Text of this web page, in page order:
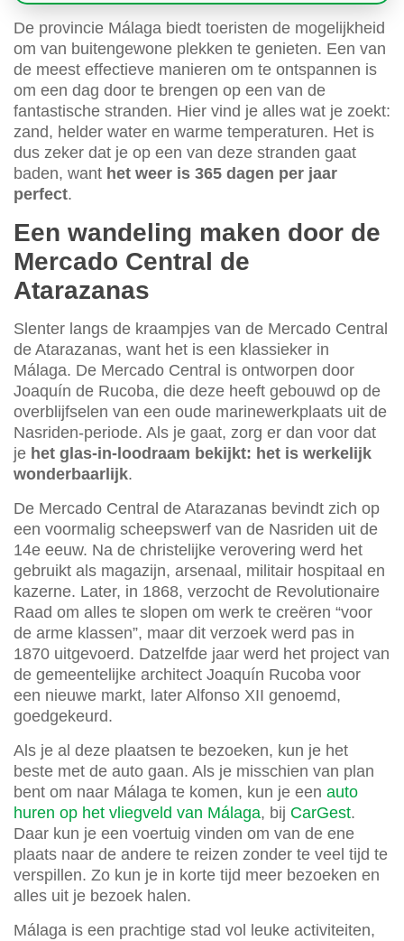
De provincie Málaga biedt toeristen de mogelijkheid
om van buitengewone plekken te genieten. Een van
de meest effectieve manieren om te ontspannen is
om een dag door te brengen op een van de
fantastische stranden. Hier vind je alles wat je zoekt:
zand, helder water en warme temperaturen. Het is
dus zeker dat je op een van deze stranden gaat
baden, want het weer is 365 dagen per jaar
perfect.
Een wandeling maken door de
Mercado Central de
Atarazanas
Slenter langs de kraampjes van de Mercado Central
de Atarazanas, want het is een klassieker in
Málaga. De Mercado Central is ontworpen door
Joaquín de Rucoba, die deze heeft gebouwd op de
overblijfselen van een oude marinewerkplaats uit de
Nasriden-periode. Als je gaat, zorg er dan voor dat
je het glas-in-loodraam bekijkt: het is werkelijk
wonderbaarlijk.
De Mercado Central de Atarazanas bevindt zich op
een voormalig scheepswerf van de Nasriden uit de
14e eeuw. Na de christelijke verovering werd het
gebruikt als magazijn, arsenaal, militair hospitaal en
kazerne. Later, in 1868, verzocht de Revolutionaire
Raad om alles te slopen om werk te creëren “voor
de arme klassen”, maar dit verzoek werd pas in
1870 uitgevoerd. Datzelfde jaar werd het project van
de gemeentelijke architect Joaquín Rucoba voor
een nieuwe markt, later Alfonso XII genoemd,
goedgekeurd.
Als je al deze plaatsen te bezoeken, kun je het
beste met de auto gaan. Als je misschien van plan
bent om naar Málaga te komen, kun je een auto
huren op het vliegveld van Málaga, bij CarGest.
Daar kun je een voertuig vinden om van de ene
plaats naar de andere te reizen zonder te veel tijd te
verspillen. Zo kun je in korte tijd meer bezoeken en
alles uit je bezoek halen.
Málaga is een prachtige stad vol leuke activiteiten,